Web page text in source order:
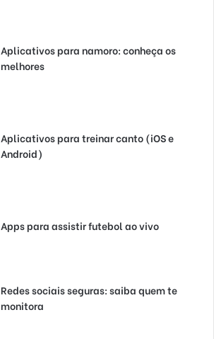
Aplicativos para namoro: conheça os
melhores
Aplicativos para treinar canto (iOS e
Android)
Apps para assistir futebol ao vivo
Redes sociais seguras: saiba quem te
monitora